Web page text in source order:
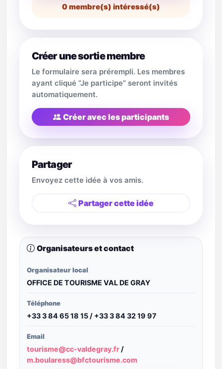
0membre(s) intéressé(s)
Créer une sortie membre
Le formulaire sera prérempli. Les membres
ayant cliqué “Je participe” seront invités
automatiquement.
Créer avec les participants
Partager
Envoyez cette idée à vos amis.
Partager cette idée
Organisateurs et contact
Organisateur local
OFFICE DE TOURISME VAL DE GRAY
Téléphone
+33 3 84 65 18 15 / +33 3 84 32 19 97
Email
tourisme@cc-valdegray.fr /
m.boularess@bfctourisme.com